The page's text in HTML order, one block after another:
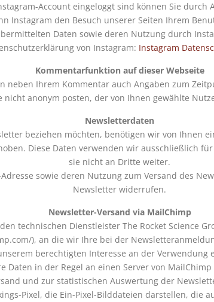
Account eingeloggt sind können Sie
Instagram den Besuch unserer Seiten Ihrem
Daten sowie deren Nutzung durch
von Instagram: Instagram
Kommentarfunktion auf dieser Webseite
Ihrem Kommentar auch Angaben zum
nicht anonym posten, der von Ihnen gewählte
Newsletterdaten
beziehen möchten, benötigen wir von Ihnen
Diese Daten verwenden wir ausschließlich
sie nicht an Dritte weiter.
sowie deren Nutzung zum Versand des
Newsletter widerrufen.
Newsletter-Versand via MailChimp
technischen Dienstleister The Rocket Science
), an die wir Ihre bei der
berechtigten Interesse an der
Daten in der Regel an einen Server von
und zur statistischen Auswertung der
Pixel, die Ein-Pixel-Bilddateien darstellen, die